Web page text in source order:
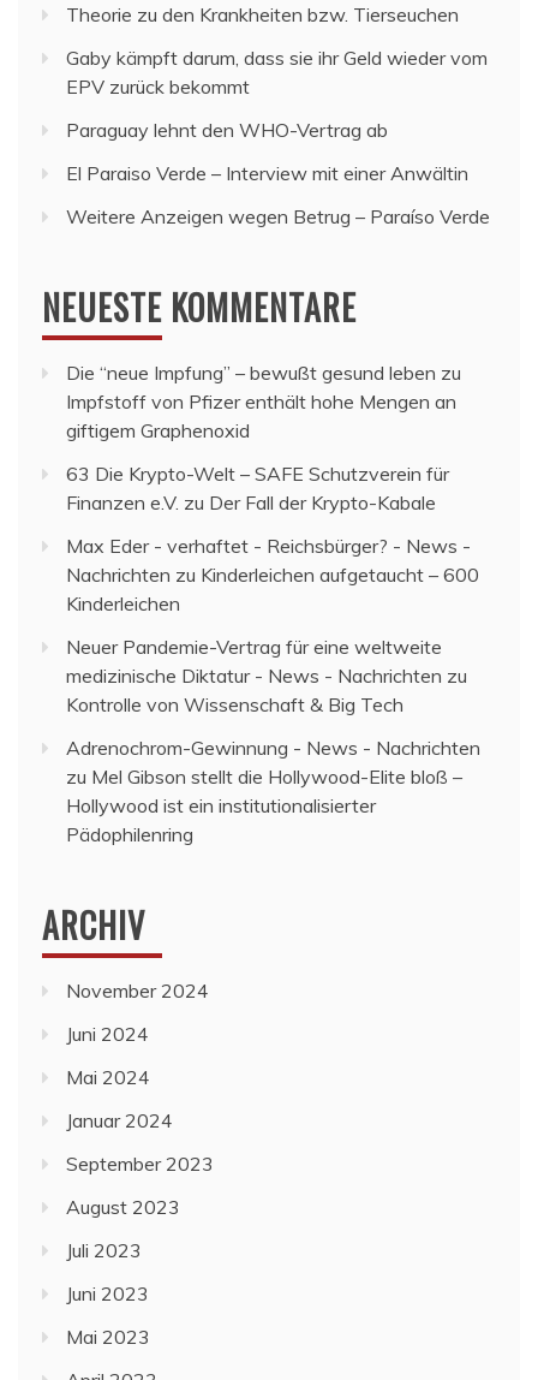
Theorie zu den Krankheiten bzw. Tierseuchen
Gaby kämpft darum, dass sie ihr Geld wieder vom
EPV zurück bekommt
Paraguay lehnt den WHO-Vertrag ab
El Paraiso Verde – Interview mit einer Anwältin
Weitere Anzeigen wegen Betrug – Paraíso Verde
NEUESTE KOMMENTARE
Die “neue Impfung” – bewußt gesund leben zu
Impfstoff von Pfizer enthält hohe Mengen an
giftigem Graphenoxid
63 Die Krypto-Welt – SAFE Schutzverein für
Finanzen e.V. zu Der Fall der Krypto-Kabale
Max Eder - verhaftet - Reichsbürger? - News -
Nachrichten zu Kinderleichen aufgetaucht – 600
Kinderleichen
Neuer Pandemie-Vertrag für eine weltweite
medizinische Diktatur - News - Nachrichten zu
Kontrolle von Wissenschaft & Big Tech
Adrenochrom-Gewinnung - News - Nachrichten
zu Mel Gibson stellt die Hollywood-Elite bloß –
Hollywood ist ein institutionalisierter
Pädophilenring
ARCHIV
November 2024
Juni 2024
Mai 2024
Januar 2024
September 2023
August 2023
Juli 2023
Juni 2023
Mai 2023